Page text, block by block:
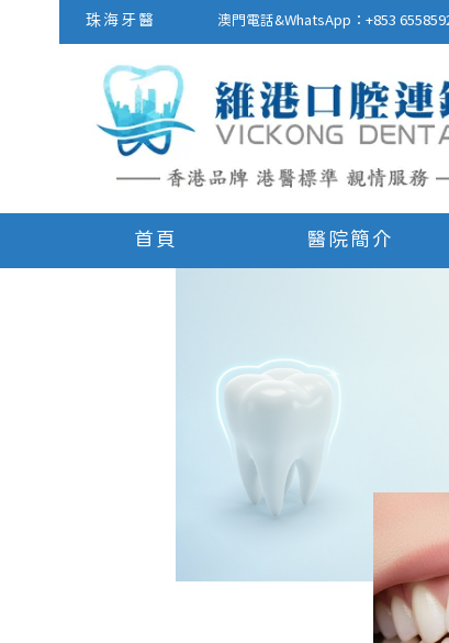
珠海牙醫 澳門電話&WhatsApp：+853
首頁 醫院簡介